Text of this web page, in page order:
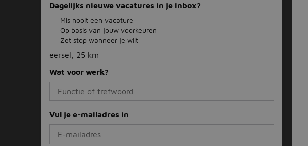
Dagelijks nieuwe vacatures in je inbox?
Mis nooit een vacature
Op basis van jouw voorkeuren
Zet stop wanneer je wilt
eersel, 25 km
Wat voor werk?
Vul je e-mailadres in